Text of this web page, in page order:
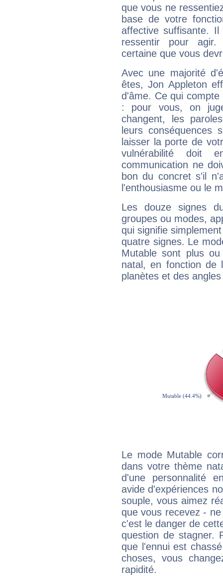
que vous ne
base de votre
affective suffisante.
ressentir pour agir.
certaine que vous
Avec une majorité
êtes, Jon Appleton
d'âme. Ce qui
: pour vous, on
changent, les
leurs conséquences
laisser la porte de
vulnérabilité doit
communication ne
bon du concret s'il
l'enthousiasme ou le
Les douze signes
groupes ou modes,
qui signifie
quatre signes. Le
Mutable sont plus
natal, en fonction de
planètes et des
Le mode Mutable
dans votre thème
d'une personnalité
avide d'expériences
souple, vous aimez
que vous recevez -
c'est le danger de
question de stagner.
que l'ennui est
choses, vous
rapidité.